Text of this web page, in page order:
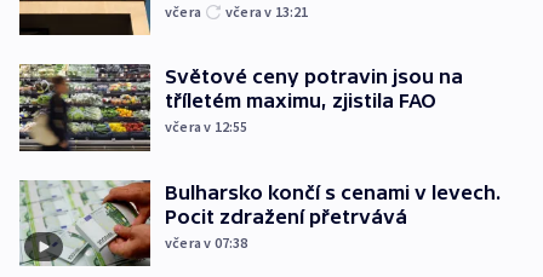
včera včera v 13:21
Světové ceny potravin jsou na
tříletém maximu, zjistila FAO
včera v 12:55
Bulharsko končí s cenami v levech.
Pocit zdražení přetrvává
včera v 07:38